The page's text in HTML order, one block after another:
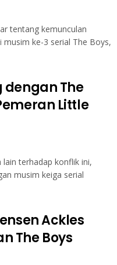
tentang kemunculan
musim ke-3 serial The Boys,
dengan The
Little
terhadap konflik ini,
musim keiga serial
Ackles
The Boys